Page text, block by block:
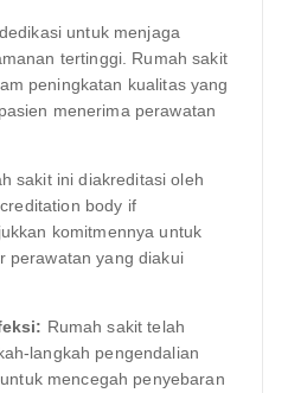
untuk menjaga
tertinggi. Rumah sakit
peningkatan kualitas yang
menerima perawatan
sakit ini diakreditasi oleh
body if
komitmennya untuk
perawatan yang diakui
Rumah sakit telah
langkah pengendalian
mencegah penyebaran